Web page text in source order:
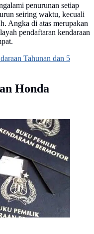
penurunan setiap
seiring waktu, kecuali
Angka di atas merupakan
pendaftaran kendaraan
Tahunan dan 5
Honda